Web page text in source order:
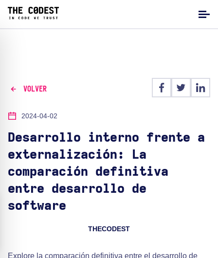
VOLVER
2024-04-02
Desarrollo interno frente a
externalización: La
comparación definitiva
entre desarrollo de
software
THECODEST
Explore la comparación definitiva entre el desarrollo de